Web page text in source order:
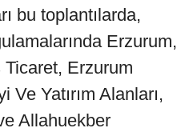
bu toplantılarda,
Erzurum,
Ticaret, Erzurum
Yatırım Alanları,
Allahuekber